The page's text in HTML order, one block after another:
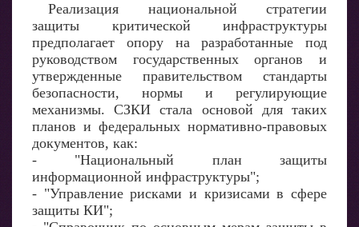
Реализация национальной стратегии
защиты критической инфраструктуры
предполагает опору на разработанные под
руководством государственных органов и
утвержденные правительством стандарты
безопасности, нормы и регулирующие
механизмы. СЗКИ стала основой для таких
планов и федеральных нормативно-правовых
документов, как:
- "Национальный план защиты
информационной инфраструктуры";
- "Управление рисками и кризисами в сфере
защиты КИ";